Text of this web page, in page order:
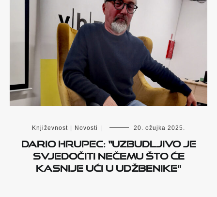
Književnost Novosti 20. ožujka 2025.
Dario Hrupec: “Uzbudljivo je
svjedočiti nečemu što će
kasnije ući u udžbenike”